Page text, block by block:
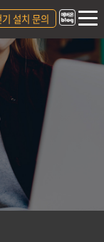
설치 문의